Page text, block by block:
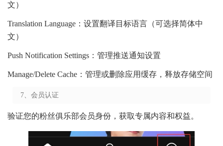
文）
Translation Language：设置翻译目标语言（可选择简体中
文）
Push Notification Settings：管理推送通知设置
Manage/Delete Cache：管理或删除应用缓存，释放存储空间
7、会员认证
验证您的粉丝俱乐部会员身份，获取专属内容和权益。